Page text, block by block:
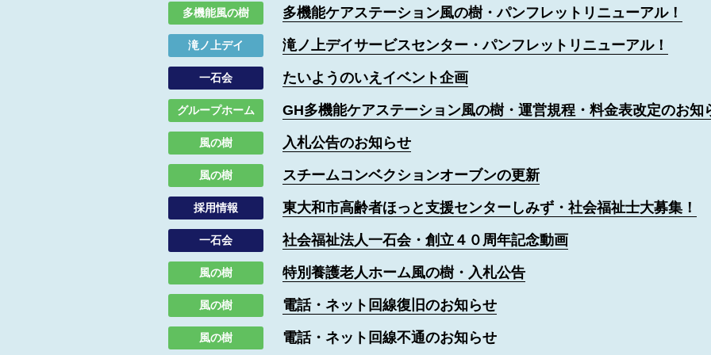
多機能風の樹 多機能ケアステーション風の樹・パンフレットリニューアル！
滝ノ上デイ 滝ノ上デイサービスセンター・パンフレットリニューアル！
一石会 たいようのいえイベント企画
グループホーム GH多機能ケアステーション風の樹・運営規程・料金表改定のお知
風の樹 入札公告のお知らせ
風の樹 スチームコンベクションオーブンの更新
採用情報 東大和市高齢者ほっと支援センターしみず・社会福祉士大募集！
一石会 社会福祉法人一石会・創立４０周年記念動画
風の樹 特別養護老人ホーム風の樹・入札公告
風の樹 電話・ネット回線復旧のお知らせ
風の樹 電話・ネット回線不通のお知らせ